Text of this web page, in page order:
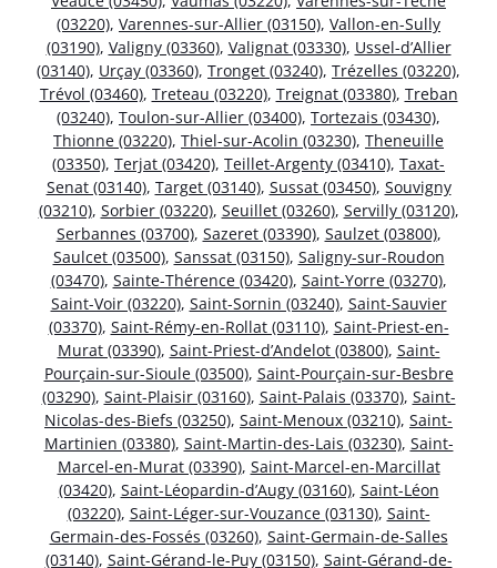
(03220), Varennes-sur-Allier (03150), Vallon-en-Sully
(03190), Valigny (03360), Valignat (03330), Ussel-d’Allier
(03140), Urçay (03360), Tronget (03240), Trézelles (03220),
Trévol (03460), Treteau (03220), Treignat (03380), Treban
(03240), Toulon-sur-Allier (03400), Tortezais (03430),
Thionne (03220), Thiel-sur-Acolin (03230), Theneuille
(03350), Terjat (03420), Teillet-Argenty (03410), Taxat-
Senat (03140), Target (03140), Sussat (03450), Souvigny
(03210), Sorbier (03220), Seuillet (03260), Servilly (03120),
Serbannes (03700), Sazeret (03390), Saulzet (03800),
Saulcet (03500), Sanssat (03150), Saligny-sur-Roudon
(03470), Sainte-Thérence (03420), Saint-Yorre (03270),
Saint-Voir (03220), Saint-Sornin (03240), Saint-Sauvier
(03370), Saint-Rémy-en-Rollat (03110), Saint-Priest-en-
Murat (03390), Saint-Priest-d’Andelot (03800), Saint-
Pourçain-sur-Sioule (03500), Saint-Pourçain-sur-Besbre
(03290), Saint-Plaisir (03160), Saint-Palais (03370), Saint-
Nicolas-des-Biefs (03250), Saint-Menoux (03210), Saint-
Martinien (03380), Saint-Martin-des-Lais (03230), Saint-
Marcel-en-Murat (03390), Saint-Marcel-en-Marcillat
(03420), Saint-Léopardin-d’Augy (03160), Saint-Léon
(03220), Saint-Léger-sur-Vouzance (03130), Saint-
Germain-des-Fossés (03260), Saint-Germain-de-Salles
(03140), Saint-Gérand-le-Puy (03150), Saint-Gérand-de-